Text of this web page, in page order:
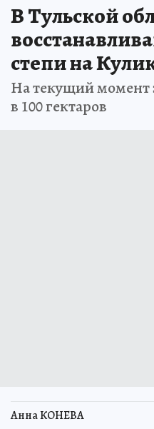
В Тульской
степи на
На текущий момент
в 100 гектаров
Анна КОНЕВА